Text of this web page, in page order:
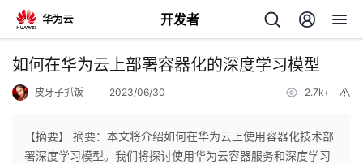
开发者
返
如何在华为云上部署容器化的深度学习模型
皮牙子抓饭 2023/06/30 2.7k+
【摘要】 摘要：本文将介绍如何在华为云上使用容器化技术部
署深度学习模型。我们将探讨使用华为云容器服务和深度学习